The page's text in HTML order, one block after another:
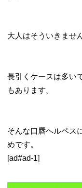
大人はそういきませ
長引くケースは多い
もあります。
そんな口唇ヘルペス
めです。
[ad#ad-1]